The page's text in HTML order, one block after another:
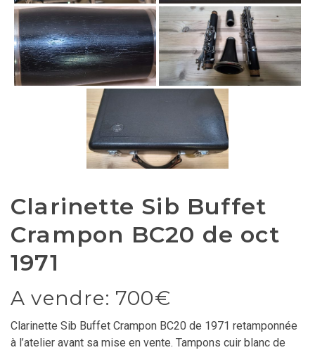
Clarinette Sib Buffet
Crampon BC20 de oct
1971
A vendre: 700€
Clarinette Sib Buffet Crampon BC20 de 1971 retamponnée
à l’atelier avant sa mise en vente. Tampons cuir blanc de